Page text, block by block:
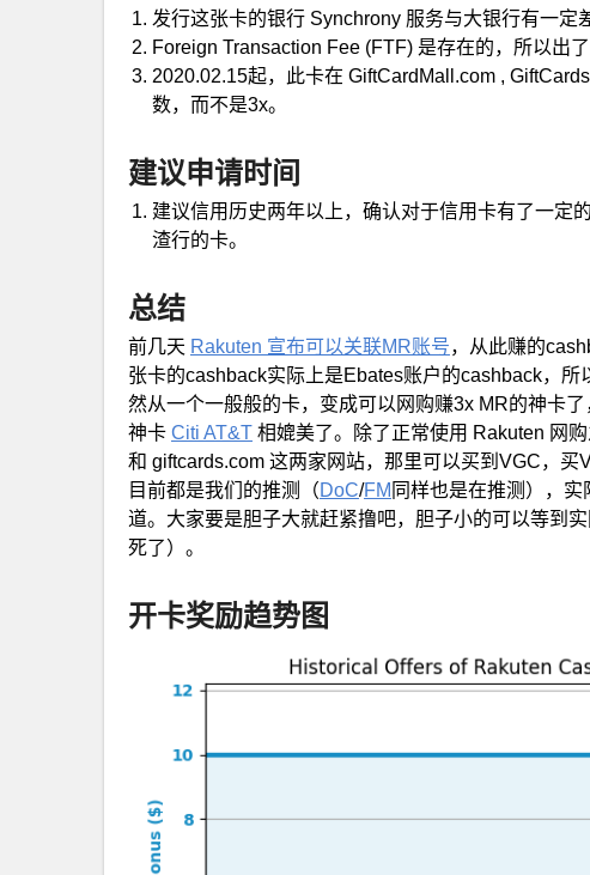
发行这张卡的银行 Synchrony 服务与大银行有一定
Foreign Transaction Fee (FTF) 是存在的，所以出
2020.02.15起，此卡在 GiftCardMall.com ,
数，而不是3x。
建议申请时间
建议信用历史两年以上，确认对于信用卡有了一定
渣行的卡。
总结
前几天 Rakuten 宣布可以关联MR账号，从此赚的
张卡的cashback实际上是Ebates账户的cashback，
然从一个一般般的卡，变成可以网购赚3x MR的神卡
神卡 Citi AT&T 相媲美了。除了正常使用 Rakuten 网
和 giftcards.com 这两家网站，那里可以买到VGC，
目前都是我们的推测（DoC/FM 同样也是在推测），
道。大家要是胆子大就赶紧撸吧，胆子小的可以等到
死了）。
开卡奖励趋势图